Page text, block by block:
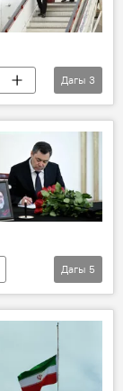
Дагы 3
Дагы 5